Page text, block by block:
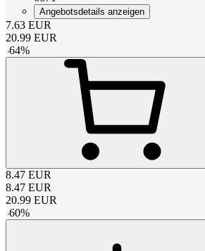
Angebotsdetails anzeigen
7.63 EUR
20.99 EUR
-64%
8.47 EUR
8.47 EUR
20.99 EUR
-60%